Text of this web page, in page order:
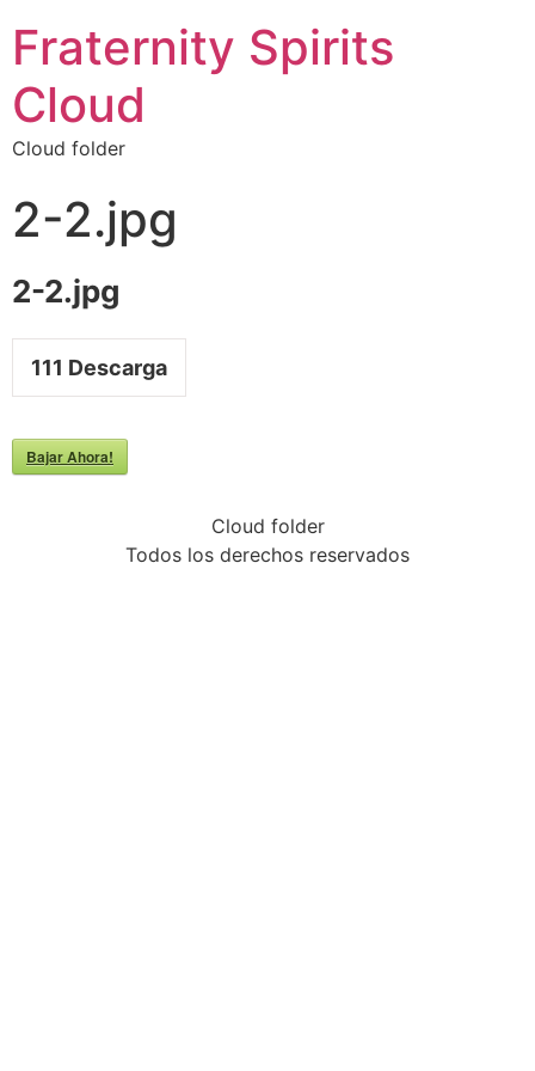
Fraternity Spirits
Cloud
Cloud folder
2-2.jpg
2-2.jpg
111 Descarga
Bajar Ahora!
Cloud folder
Todos los derechos reservados